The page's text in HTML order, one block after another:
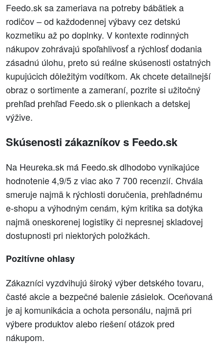
Feedo.sk sa zameriava na potreby bábätiek a
rodičov – od každodennej výbavy cez detskú
kozmetiku až po doplnky. V kontexte rodinných
nákupov zohrávajú spoľahlivosť a rýchlosť dodania
zásadnú úlohu, preto sú reálne skúsenosti ostatných
kupujúcich dôležitým vodítkom. Ak chcete detailnejší
obraz o sortimente a zameraní, pozrite si užitočný
prehľad prehľad Feedo.sk o plienkach a detskej
výžive.
Skúsenosti zákazníkov s Feedo.sk
Na Heureka.sk má Feedo.sk dlhodobo vynikajúce
hodnotenie 4,9/5 z viac ako 7 700 recenzií. Chvála
smeruje najmä k rýchlosti doručenia, prehľadnému
e‑shopu a výhodným cenám, kým kritika sa dotýka
najmä oneskorenej logistiky či nepresnej skladovej
dostupnosti pri niektorých položkách.
Pozitívne ohlasy
Zákazníci vyzdvihujú široký výber detského tovaru,
časté akcie a bezpečné balenie zásielok. Oceňovaná
je aj komunikácia a ochota personálu, najmä pri
výbere produktov alebo riešení otázok pred
nákupom.